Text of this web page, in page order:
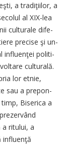
a tradiţiilor, a
al XIX-lea
culturale dife­
precise şi un­
influenţei po­li­ti­
cultu­ra­lă.
lor etnie,
sau a prepon­
Biserica a
ritului, a
influenţă